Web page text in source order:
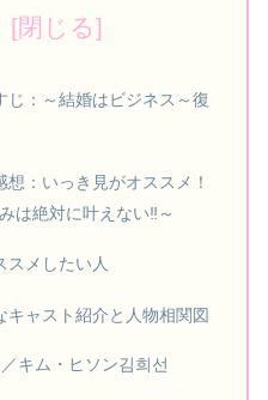
じ：～結婚はビジネス～復
想：いっき見がオススメ！
は絶対に叶えない‼～
スメしたい人
キャスト紹介と人物相関図
キム・ヒソン김희선